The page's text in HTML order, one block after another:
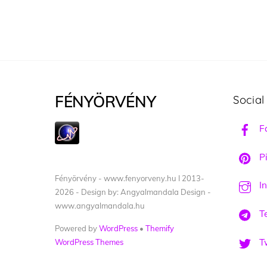
FÉNYÖRVÉNY
Fényörvény - www.fenyorveny.hu I 2013-
2026 - Design by: Angyalmandala Design -
www.angyalmandala.hu
Powered byWordPress • Themify
WordPress Themes
Social